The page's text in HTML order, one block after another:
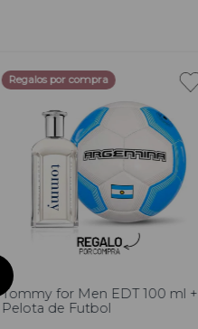
Regalos por compra
100
Tommy for Men EDT 100 ml +
Pelota de Futbol